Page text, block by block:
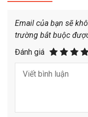
Email của bạn sẽ
trường bắt buộc
Đánh giá